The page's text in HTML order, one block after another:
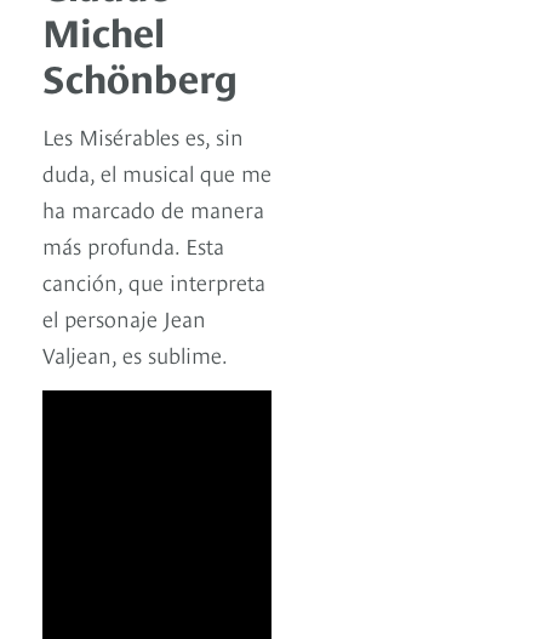
Michel
Schönberg
Les Misérables es, sin
duda, el musical que me
ha marcado de manera
más profunda. Esta
canción, que interpreta
el personaje Jean
Valjean, es sublime.